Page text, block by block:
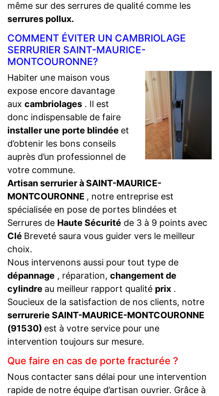
même sur des serrures de qualité comme les
serrures pollux.
COMMENT ÉVITER UN CAMBRIOLAGE
SERRURIER SAINT-MAURICE-
MONTCOURONNE?
Habiter une maison vous
expose encore davantage
aux cambriolages . Il est
donc indispensable de faire
installer une porte blindée et
d’obtenir les bons conseils
auprès d’un professionnel de
votre commune.
Artisan serrurier à SAINT-MAURICE-
MONTCOURONNE , notre entreprise est
spécialisée en pose de portes blindées et
Serrures de Haute Sécurité de 3 à 9 points avec
Clé Breveté saura vous guider vers le meilleur
choix.
Nous intervenons aussi pour tout type de
dépannage , réparation, changement de
cylindre au meilleur rapport qualité prix .
Soucieux de la satisfaction de nos clients, notre
serrurerie SAINT-MAURICE-MONTCOURONNE
(91530) est à votre service pour une
intervention toujours sur mesure.
Que faire en cas de porte fracturée ?
Nous contacter sans délai pour une intervention
rapide de notre équipe d’artisan ouvrier. Grâce à